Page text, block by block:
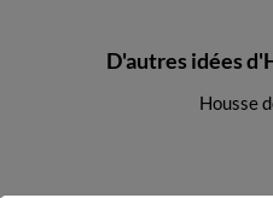
D'autres idées
Housse